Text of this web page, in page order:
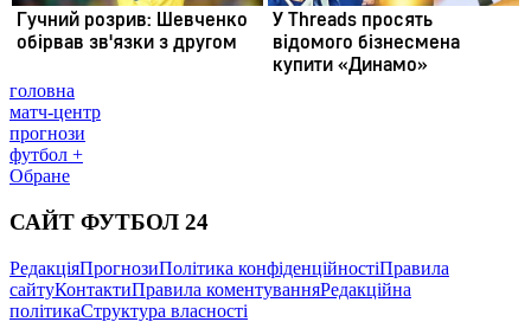
головна
матч-центр
прогнози
футбол +
Обране
САЙТ ФУТБОЛ 24
РедакціяПрогнозиПолітика конфіденційностіПравила
сайтуКонтактиПравила коментуванняРедакційна
політикаСтруктура власності